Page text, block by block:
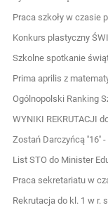
Praca szkoły w czasie
Konkurs plastyczny
Szkolne spotkanie
Prima aprilis z
Ogólnopolski Ranking
WYNIKI REKRUTACJI
Zostań Darczyńcą ''16'' -
List STO do Minister
Praca sekretariatu w
Rekrutacja do kl. 1 w r.